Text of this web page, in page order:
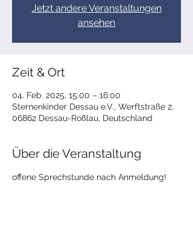
Jetzt andere Veranstaltungen
ansehen
Zeit & Ort
04. Feb. 2025, 15:00 – 16:00
Sternenkinder Dessau e.V., Werftstraße 2,
06862 Dessau-Roßlau, Deutschland
Über die Veranstaltung
offene Sprechstunde nach Anmeldung!